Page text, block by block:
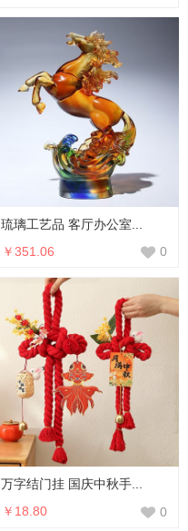
琉璃工艺品 客厅办公室...
￥351.06
0
万字结门挂 国庆中秋手...
￥18.80
0